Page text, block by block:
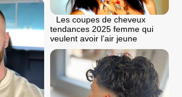
Les coupes de cheveux
tendances 2025 femme qui
veulent avoir l’air jeune